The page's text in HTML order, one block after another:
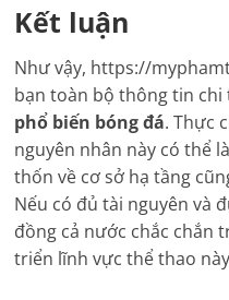
Kết luận
Như vậy, https://
bạn toàn bộ thông tin
phổ biến bóng đá. Thực
nguyên nhân này có thể
thốn về cơ sở hạ tầng
Nếu có đủ tài nguyên và
đồng cả nước chắc chắn
triển lĩnh vực thể thao